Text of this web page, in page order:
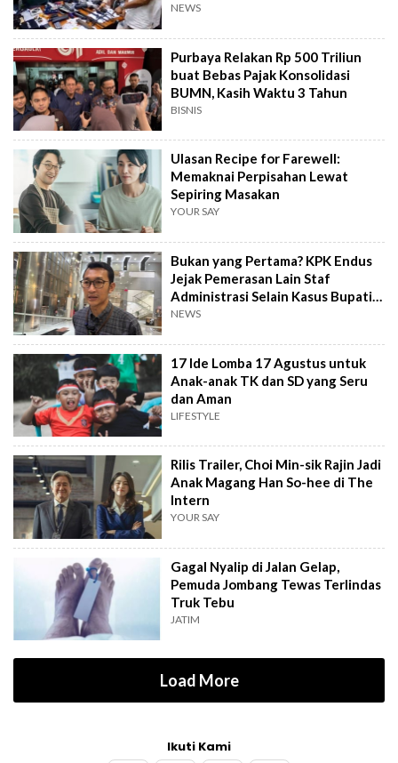
NEWS
Purbaya Relakan Rp 500 Triliun
buat Bebas Pajak Konsolidasi
BUMN, Kasih Waktu 3 Tahun
BISNIS
Ulasan Recipe for Farewell:
Memaknai Perpisahan Lewat
Sepiring Masakan
YOUR SAY
Bukan yang Pertama? KPK Endus
Jejak Pemerasan Lain Staf
Administrasi Selain Kasus Bupati
Pemalang
NEWS
17 Ide Lomba 17 Agustus untuk
Anak-anak TK dan SD yang Seru
dan Aman
LIFESTYLE
Rilis Trailer, Choi Min-sik Rajin Jadi
Anak Magang Han So-hee di The
Intern
YOUR SAY
Gagal Nyalip di Jalan Gelap,
Pemuda Jombang Tewas Terlindas
Truk Tebu
JATIM
Load More
Ikuti Kami